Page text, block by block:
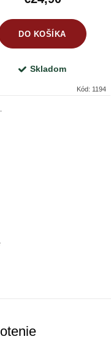
DO KOŠÍKA
Skladom
Kód: 1194